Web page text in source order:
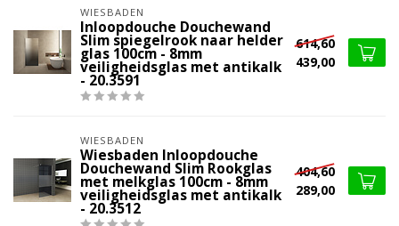
WIESBADEN
Inloopdouche Douchewand
Slim spiegelrook naar helder
glas 100cm - 8mm
veiligheidsglas met antikalk
- 20.3591
614,60
439,00
WIESBADEN
Wiesbaden Inloopdouche
Douchewand Slim Rookglas
met melkglas 100cm - 8mm
veiligheidsglas met antikalk
- 20.3512
404,60
289,00